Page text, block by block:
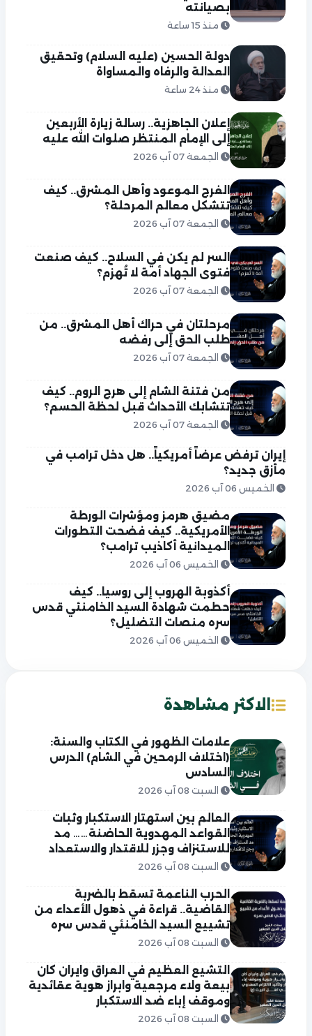
بصيانته
منذ 15 ساعة
دولة الحسين (عليه السلام) وتحقيق
العدالة والرفاه والمساواة
منذ 24 ساعة
إعلان الجاهزية.. رسالة زيارة الأربعين
إلى الإمام المنتظر صلوات الله عليه
الجمعة 07 آب 2026
الفرج الموعود وأهل المشرق.. كيف
تتشكل معالم المرحلة؟
الجمعة 07 آب 2026
السر لم يكن في السلاح.. كيف صنعت
فتوى الجهاد أمة لا تُهزم؟
الجمعة 07 آب 2026
مرحلتان في حراك أهل المشرق.. من
طلب الحق إلى رفضه
الجمعة 07 آب 2026
من فتنة الشام إلى هرج الروم.. كيف
تتشابك الأحداث قبل لحظة الحسم؟
الجمعة 07 آب 2026
إيران ترفض عرضاً أمريكياً.. هل دخل ترامب في
مأزق جديد؟
الخميس 06 آب 2026
مضيق هرمز ومؤشرات الورطة
الأمريكية.. كيف فضحت التطورات
الميدانية أكاذيب ترامب؟
الخميس 06 آب 2026
أكذوبة الهروب إلى روسيا.. كيف
حطمت شهادة السيد الخامنئي قدس
سره منصات التضليل؟
الخميس 06 آب 2026
الاكثر مشاهدة
علامات الظهور في الكتاب والسنة:
(اختلاف الرمحين في الشام) الدرس
السادس
السبت 08 آب 2026
العالم بين استهتار الاستكبار وثبات
القواعد المهدوية الحاضنة…… مد
للاستنزاف وجزر للاقتدار والاستعداد
السبت 08 آب 2026
الحرب الناعمة تسقط بالضربة
القاضية.. قراءة في ذهول الأعداء من
تشييع السيد الخامنئي قدس سره
السبت 08 آب 2026
التشيع العظيم في العراق وايران كان
بيعة ولاء مرجعية وابراز هوية عقائدية
وموقف إباء ضد الاستكبار
السبت 08 آب 2026